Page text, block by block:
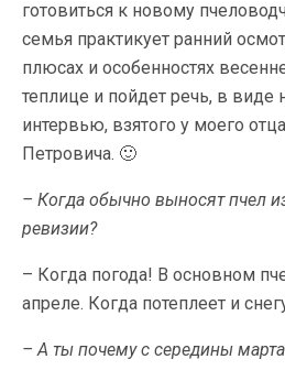
готовиться к новому
семья практикует ранний
плюсах и особенностях
теплице и пойдет речь, в виде
интервью, взятого у моего
Петровича. 🙂
– Когда обычно выносят пчел
ревизии?
– Когда погода! В основном
апреле. Когда потеплеет и
– А ты почему с середины